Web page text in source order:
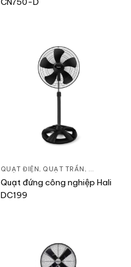
QUẠT ĐIỆN, QUẠT TRẦN , QUẠT
Quạt đứng công nghiệp Hali
DC199